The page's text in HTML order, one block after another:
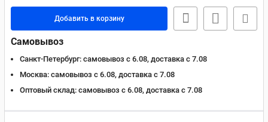
Добавить в корзину
Самовывоз
Санкт-Петербург: самовывоз с 6.08, доставка c 7.08
Москва: самовывоз с 6.08, доставка c 7.08
Оптовый склад: самовывоз с 6.08, доставка c 7.08